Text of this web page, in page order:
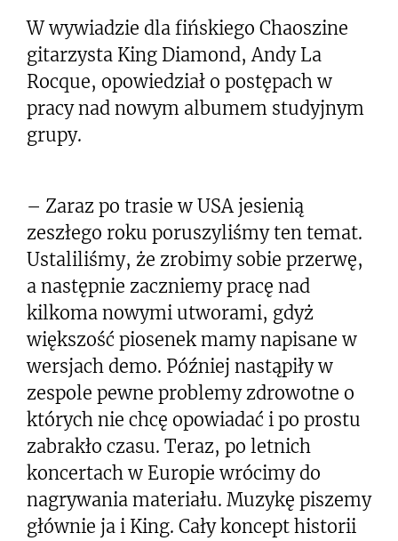
W wywiadzie dla fińskiego Chaoszine
gitarzysta King Diamond, Andy La
Rocque, opowiedział o postępach w
pracy nad nowym albumem studyjnym
grupy.
– Zaraz po trasie w USA jesienią
zeszłego roku poruszyliśmy ten temat.
Ustaliliśmy, że zrobimy sobie przerwę,
a następnie zaczniemy pracę nad
kilkoma nowymi utworami, gdyż
większość piosenek mamy napisane w
wersjach demo. Później nastąpiły w
zespole pewne problemy zdrowotne o
których nie chcę opowiadać i po prostu
zabrakło czasu. Teraz, po letnich
koncertach w Europie wrócimy do
nagrywania materiału. Muzykę piszemy
głównie ja i King. Cały koncept historii